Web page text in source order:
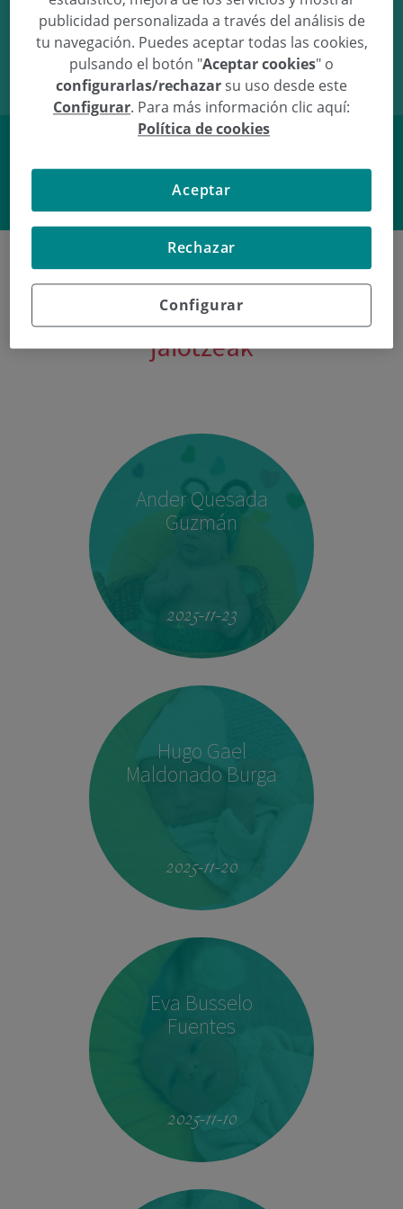
25/10/10 11:57 3.46Kg 51cm
Facebook Twitter
Poliklinika Gipuzkoako azken
jaiotzeak
Ander Quesada
Guzmán
2025-11-23
Hugo Gael
Maldonado Burga
2025-11-20
Eva Busselo
Fuentes
2025-11-10
publicidad personalizada a través del análisis de
tu navegación. Puedes aceptar todas las cookies,
pulsando el botón "Aceptar cookies" o
configurarlas/rechazarsu uso desde este
Configurar. Para más información clic aquí:
Política de cookies
Configurar
Rechazar
Aceptar